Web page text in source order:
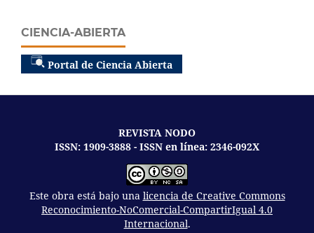
CIENCIA-ABIERTA
Portal de Ciencia Abierta
REVISTA NODO
ISSN: 1909-3888 - ISSN en línea: 2346-092X
Este obra está bajo una licencia de Creative Commons
Reconocimiento-NoComercial-CompartirIgual 4.0
Internacional.